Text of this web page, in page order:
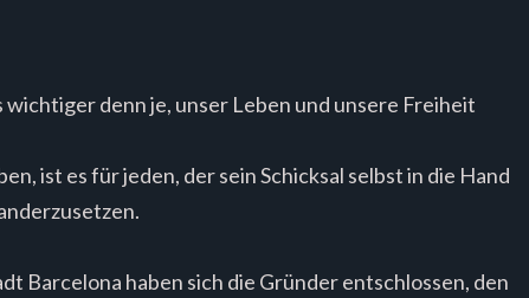
denn je, unser Leben und unsere Freiheit
ist es für jeden, der sein Schicksal selbst in die Hand
Barcelona haben sich die Gründer entschlossen, den